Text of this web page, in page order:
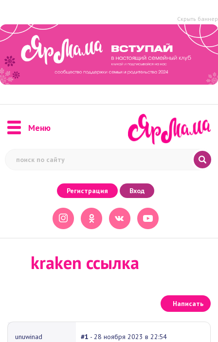
Скрыть баннер
Меню
Регистрация Вход
kraken ссылка
Написать
unuwinad #1 - 28 ноября 2023 в 22:54